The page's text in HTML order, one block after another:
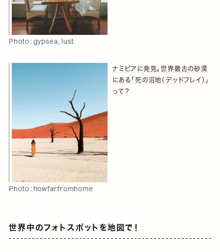
Photo：gypsea_lust
Photo：howfarfromhome
ナミビアに発見。世界最古の砂漠
にある「死の沼地（デッドフレイ）」
って？
世界中のフォトスポットを地図で！